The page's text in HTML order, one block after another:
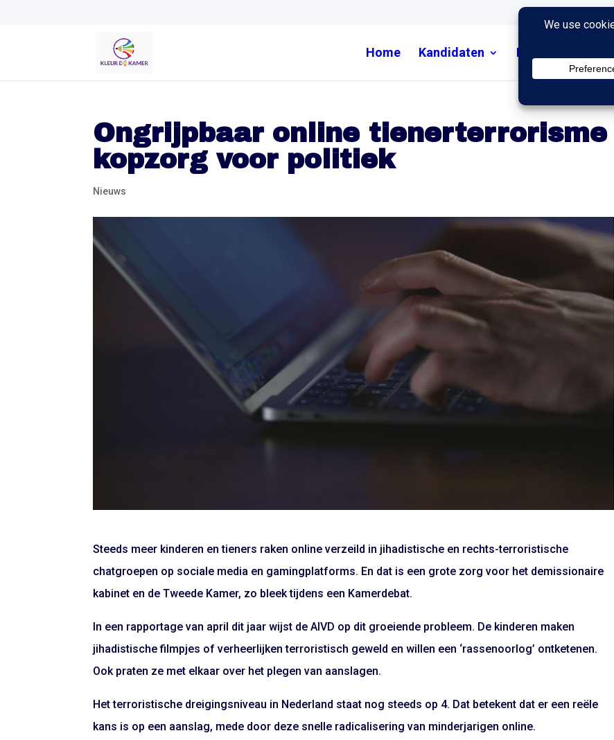
Home Kandidaten Nieuws
Ongrijpbaar online tienerterrorisme
kopzorg voor politiek
Nieuws
Steeds meer kinderen en tieners raken online verzeild in jihadistische en rechts-terroristische
chatgroepen op sociale media en gamingplatforms. En dat is een grote zorg voor het demissionaire
kabinet en de Tweede Kamer, zo bleek tijdens een Kamerdebat.
In een rapportage van april dit jaar wijst de AIVD op dit groeiende probleem. De kinderen maken
jihadistische filmpjes of verheerlijken terroristisch geweld en willen een ‘rassenoorlog’ ontketenen.
Ook praten ze met elkaar over het plegen van aanslagen.
Het terroristische dreigingsniveau in Nederland staat nog steeds op 4. Dat betekent dat er een reële
kans is op een aanslag, mede door deze snelle radicalisering van minderjarigen online.